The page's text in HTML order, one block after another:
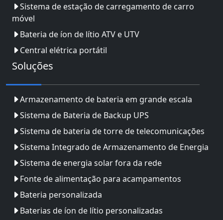
Sistema de estação de carregamento de carro
móvel
Bateria de íon de lítio ATV e UTV
Central elétrica portátil
Soluções
Armazenamento de bateria em grande escala
Sistema de Bateria de Backup UPS
Sistema de bateria de torre de telecomunicações
Sistema Integrado de Armazenamento de Energia
Sistema de energia solar fora da rede
Fonte de alimentação para acampamentos
Bateria personalizada
Baterias de íon de lítio personalizadas